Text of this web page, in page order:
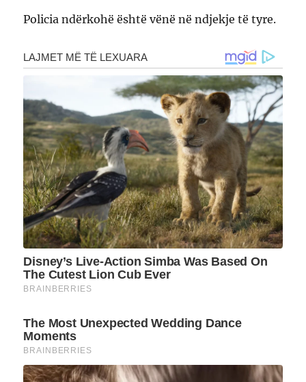
Policia ndërkohë është vënë në ndjekje të tyre.